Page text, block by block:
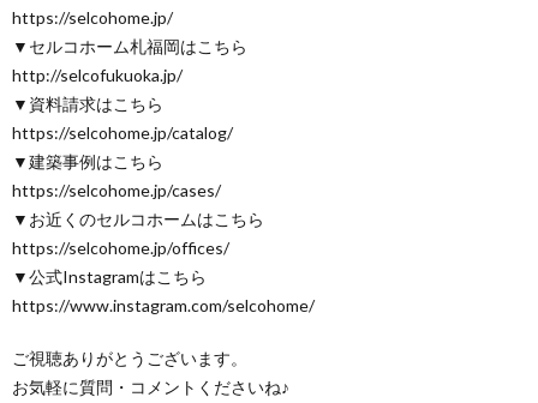
https://selcohome.jp/
▼セルコホーム札福岡はこちら
http://selcofukuoka.jp/
▼資料請求はこちら
https://selcohome.jp/catalog/
▼建築事例はこちら
https://selcohome.jp/cases/
▼お近くのセルコホームはこちら
https://selcohome.jp/offices/
▼公式Instagramはこちら
https://www.instagram.com/selcohome/
ご視聴ありがとうございます。
お気軽に質問・コメントくださいね♪